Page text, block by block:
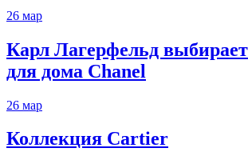
26 мар
Карл Лагерфельд
для дома Chanel
26 мар
Коллекция Cartier